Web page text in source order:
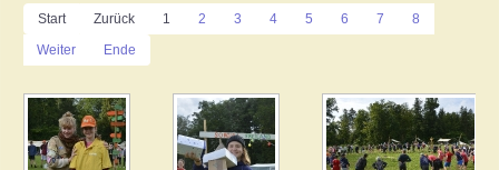
Start Zurück 1 2 3 4 5 6 7
8
Weiter
Ende